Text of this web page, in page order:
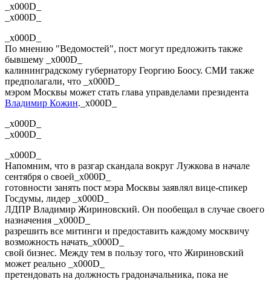
_x000D_
_x000D_
_x000D_
По мнению "Ведомостей", пост могут предложить также
бывшему _x000D_
калининградскому губернатору Георгию Боосу. СМИ также
предполагали, что _x000D_
мэром Москвы может стать глава управделами президента
Владимир Кожин._x000D_
_x000D_
_x000D_
_x000D_
Напомним, что в разгар скандала вокруг Лужкова в начале
сентября о своей_x000D_
готовности занять пост мэра Москвы заявлял вице-спикер
Госдумы, лидер _x000D_
ЛДПР Владимир Жириновский. Он пообещал в случае своего
назначения _x000D_
разрешить все митинги и предоставить каждому москвичу
возможность начать_x000D_
свой бизнес. Между тем в пользу того, что Жириновский
может реально _x000D_
претендовать на должность градоначальника, пока не